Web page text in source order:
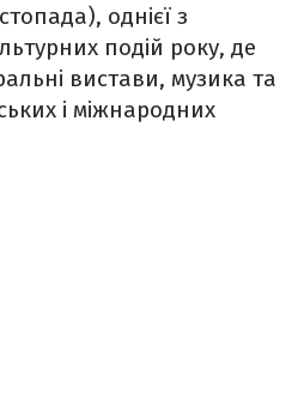
однієї з
подій року, де
вистави, музика та
і міжнародних